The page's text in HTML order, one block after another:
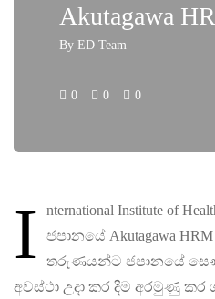
Akutagawa
By ED Team
0 0 0
I
nternational Institute of
ජපානයේ Akutagawa
තරුණයන්ට ජපානයේ
අවස්ථා උදා කර දීම අරමුණු කර